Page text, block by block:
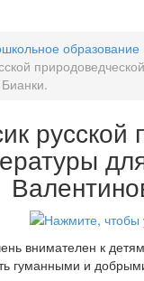
образование
русской
внимателен к
гуманными и